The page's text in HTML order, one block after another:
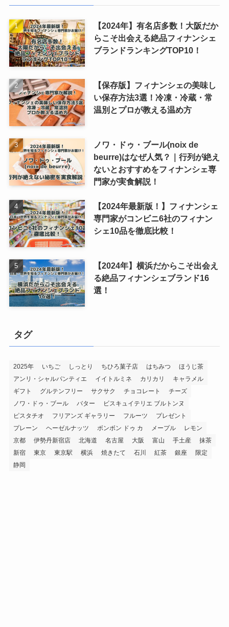
【2024年】有名店多数！大阪だか
らこそ出会える絶品フィナンシェ
ブランドランキングTOP10！
【保存版】フィナンシェの美味し
い保存方法3選！冷凍・冷蔵・常
温別とプロが教える温め方
ノワ・ドゥ・ブール(noix de
beurre)はなぜ人気？｜行列が絶え
ないとおすすめをフィナンシェ専
門家が実食解説！
【2024年最新版！】フィナンシェ
専門家がコンビニ6社のフィナン
シェ10品を徹底比較！
【2024年】横浜だからこそ出会え
る絶品フィナンシェブランド16
選！
タグ
2025年 いちご しっとり ちひろ菓子店 はちみつ
ほうじ茶
アンリ・シャルパンティエ
イイトルミネ カリカリ
キャラメル
ギフト
グルテンフリー サクサク チョコレート
チーズ
ノワ・ドゥ・ブール
バター
ビスキュイテリエ ブルトンヌ
ピスタチオ
フリアンズ ギャラリー フルーツ
プレゼント
プレーン
ヘーゼルナッツ ボンボン ドゥ カ メープル
レモン
京都
伊勢丹新宿店 北海道 名古屋 大阪 富山 手土産
抹茶
新宿
東京 東京駅 横浜 焼きたて 石川 紅茶 銀座
限定
静岡